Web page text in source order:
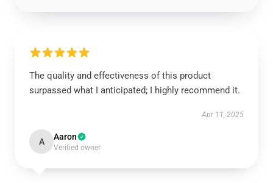
The quality and effectiveness of this product
surpassed what I anticipated; I highly recommend it.
Apr 11, 2025
A Aaron
Verified owner